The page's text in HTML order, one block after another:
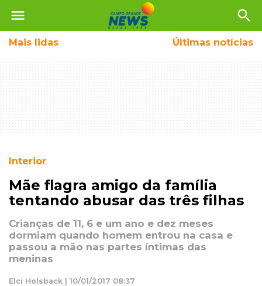
menu search
Mais lidas Últimas notícias
Interior
Mãe flagra amigo da família
tentando abusar das três filhas
Crianças de 11, 6 e um ano e dez meses
dormiam quando homem entrou na casa e
passou a mão nas partes íntimas das
meninas
Elci Holsback | 10/01/2017 08:37